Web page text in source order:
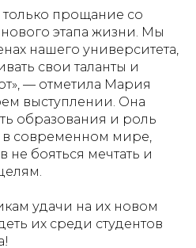
прощание со
этапа жизни. Мы
нашего университета,
свои таланты и
— отметила Мария
выступлении. Она
образования и роль
в современном мире,
не бояться мечтать и
удачи на их новом
их среди студентов